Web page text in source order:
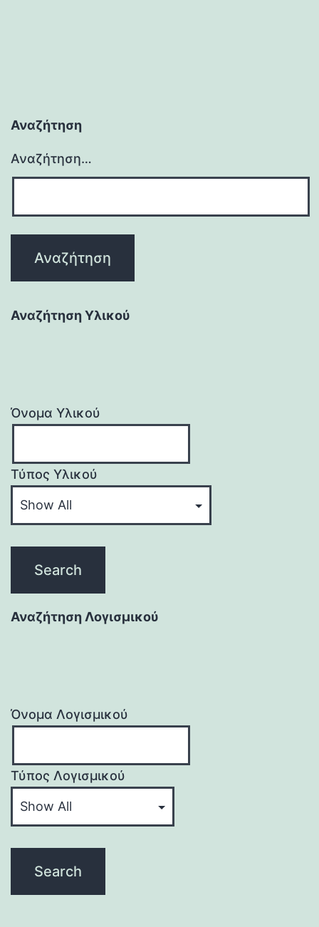
Αναζήτηση
Αναζήτηση…
Αναζήτηση Υλικού
Όνομα Υλικού
Τύπος Υλικού
Αναζήτηση Λογισμικού
Όνομα Λογισμικού
Τύπος Λογισμικού